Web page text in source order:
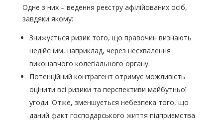
Одне з них – ведення реєстру афілійованих осіб,
завдяки якому:
Знижується ризик того, що правочин визнають
недійсним, наприклад, через несхвалення
виконавчого колегіального органу.
Потенційний контрагент отримує можливість
оцінити всі ризики та перспективи майбутньої
угоди. Отже, зменшується небезпека того, що
даний факт господарського життя підприємства